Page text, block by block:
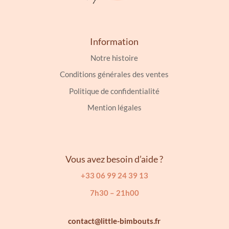
Information
Notre histoire
Conditions générales des ventes
Politique de confidentialité
Mention légales
Vous avez besoin d’aide ?
+33 06 99 24 39 13
7h30 – 21h00
contact@little-bimbouts.fr